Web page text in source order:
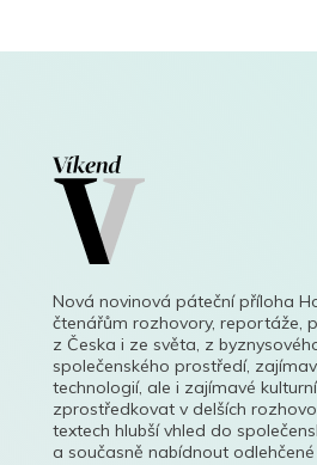
Nová novinová páteční příloha
čtenářům rozhovory, reportáže,
z Česka i ze světa, z
společenského prostředí,
technologií, ale i zajímavé
zprostředkovat v delších
textech hlubší vhled do
a současně nabídnout